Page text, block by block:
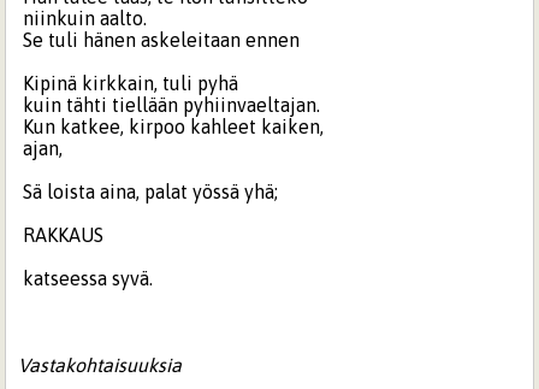
niinkuin aalto.
Se tuli hänen askeleitaan ennen
Kipinä kirkkain, tuli pyhä
kuin tähti tiellään pyhiinvaeltajan.
Kun katkee, kirpoo kahleet kaiken,
ajan,
Sä loista aina, palat yössä yhä;
RAKKAUS
katseessa syvä.
Vastakohtaisuuksia